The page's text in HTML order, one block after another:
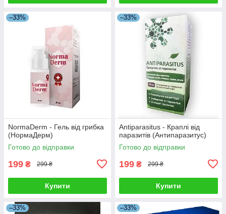
–33%
NormaDerm - Гель від грибка
(НормаДерм)
Готово до відправки
199 ₴ 299 ₴
Купити
–33%
Antiparasitus - Краплі від
паразитів (Антипаразитус)
Готово до відправки
199 ₴ 299 ₴
Купити
–33% –33%